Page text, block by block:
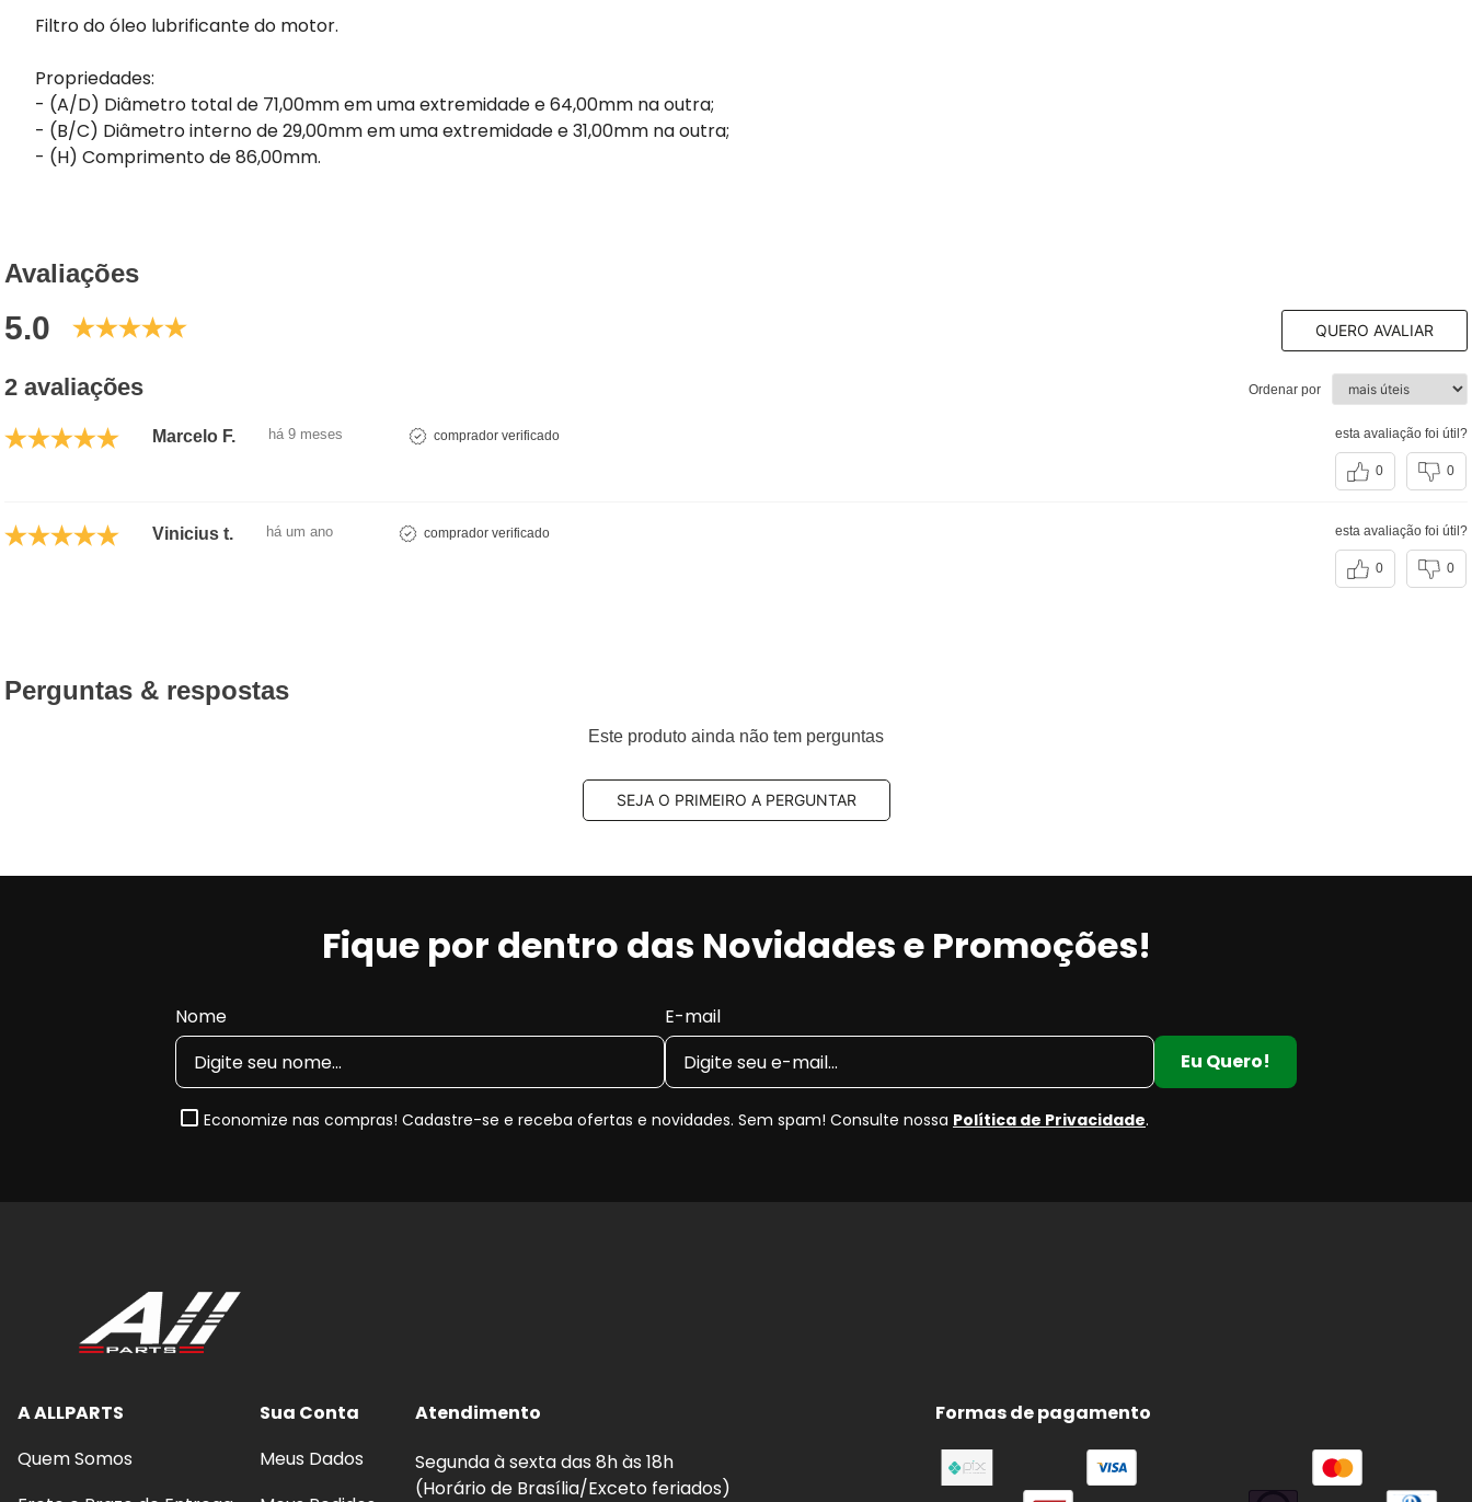
Filtro do óleo lubrificante do motor.
Propriedades:
- (A/D) Diâmetro total de 71,00mm em uma extremidade e 64,00mm na outra;
- (B/C) Diâmetro interno de 29,00mm em uma extremidade e 31,00mm na outra;
- (H) Comprimento de 86,00mm.
Avaliações
5.0 QUERO AVALIAR
2 avaliações Ordenar por
Marcelo F. há 9 meses comprador verificado esta avaliação foi útil?
0 0
Vinicius t. há um ano comprador verificado esta avaliação foi útil?
0 0
Perguntas & respostas
Este produto ainda não tem perguntas
SEJA O PRIMEIRO A PERGUNTAR
Fique por dentro das Novidades e Promoções!
Nome
E-mail
Eu Quero!
Economize nas compras! Cadastre-se e receba ofertas e novidades. Sem spam! Consulte nossa Política de Privacidade.
A ALLPARTS
Quem Somos
Sua Conta
Meus Dados
Atendimento
Segunda à sexta das 8h às 18h
(Horário de Brasília/Exceto feriados)
Formas de pagamento